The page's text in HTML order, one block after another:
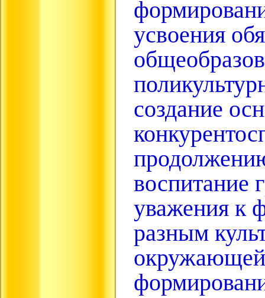
усвоения
создание
воспитание
уважения к
разным